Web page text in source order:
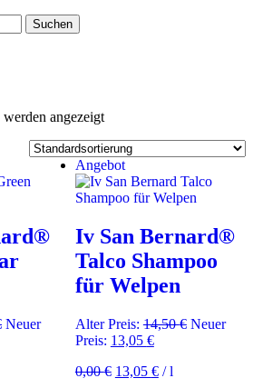
Suchen
angezeigt
Ursprünglicher
Neuer
Angebot
Iv San Bernard®
Talco Shampoo
für Welpen
Alter Preis: 14,50€ Neuer
Preis: 13,05 €Aktueller
ist:
0,00€ Ursprünglicher
13,05 €Aktueller
/l